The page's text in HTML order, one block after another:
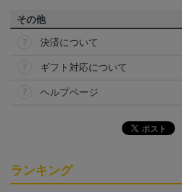
その他
決済について
ギフト対応について
ヘルプページ
ランキング